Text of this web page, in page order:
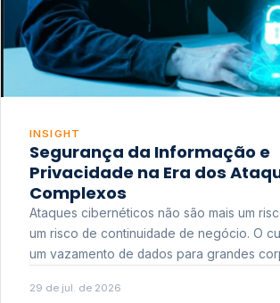
INSIGHT
Segurança da Informação e
Privacidade na Era dos
Complexos
Ataques cibernéticos não são mais um
um risco de continuidade de negócio. O custo médio de
um vazamento de dados para grandes
reputacional e o risco regulatório junto a
29 de jul. de 2026